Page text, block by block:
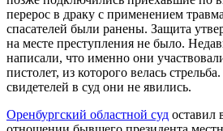
перерос в драку с применением
спасателей были ранены. Защита
на месте преступления не было.
написали, что именно они
пистолет, из которого велась
свидетелей в суд они не явились.
Оренбургский областной суд оставил